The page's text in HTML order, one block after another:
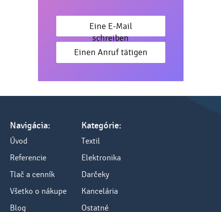
Eine E-Mail
schreiben
Einen Anruf tätigen
Navigácia:
Úvod
Referencie
Tlač a cenník
Všetko o nákupe
Blog
Kategórie:
Textil
Elektronika
Darčeky
Kancelária
Ostatné